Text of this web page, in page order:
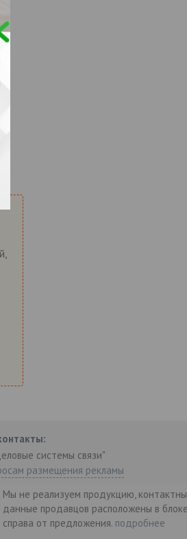
системы связи"
размещения рекламы
Мы не реализуем продукцию,
данные продавцов расположены в блоке
справа от предложения. подробнее